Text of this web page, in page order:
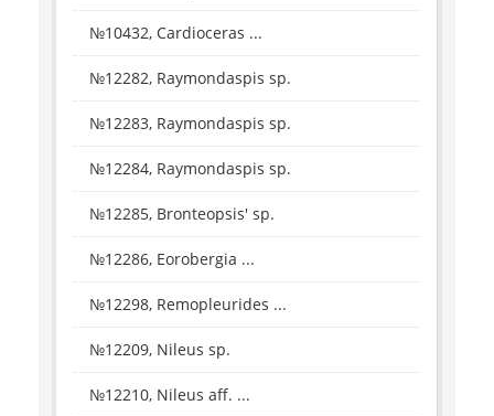
№10432, Cardioceras ...
№12282, Raymondaspis sp.
№12283, Raymondaspis sp.
№12284, Raymondaspis sp.
№12285, Bronteopsis' sp.
№12286, Eorobergia ...
№12298, Remopleurides ...
№12209, Nileus sp.
№12210, Nileus aff. ...